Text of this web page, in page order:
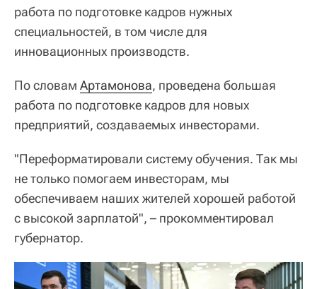
работа по подготовке кадров нужных
специальностей, в том числе для
инновационных производств.
По словам Артамонова, проведена большая
работа по подготовке кадров для новых
предприятий, создаваемых инвесторами.
"Переформатировали систему обучения. Так мы
не только помогаем инвесторам, мы
обеспечиваем наших жителей хорошей работой
с высокой зарплатой", – прокомментировал
губернатор.